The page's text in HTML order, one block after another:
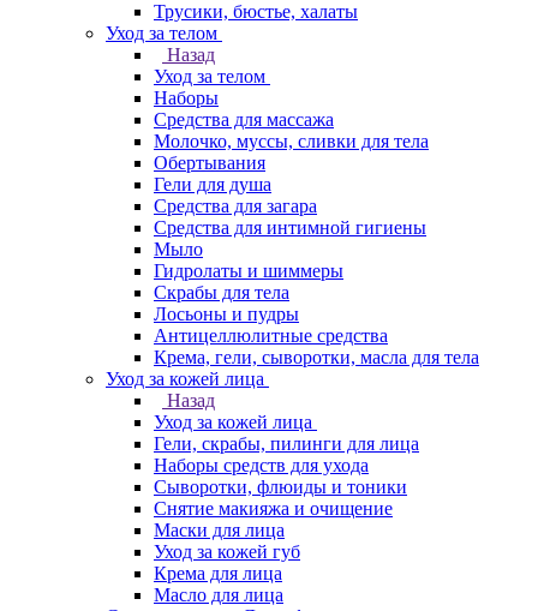
Трусики, бюстье, халаты
Уход за телом
Назад
Уход за телом
Наборы
Средства для массажа
Молочко, муссы, сливки для тела
Обертывания
Гели для душа
Средства для загара
Средства для интимной гигиены
Мыло
Гидролаты и шиммеры
Скрабы для тела
Лосьоны и пудры
Антицеллюлитные средства
Крема, гели, сыворотки, масла для тела
Уход за кожей лица
Назад
Уход за кожей лица
Гели, скрабы, пилинги для лица
Наборы средств для ухода
Сыворотки, флюиды и тоники
Снятие макияжа и очищение
Маски для лица
Уход за кожей губ
Крема для лица
Масло для лица